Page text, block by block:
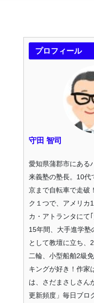
プロフィール
守田 智司
愛知県蒲郡市にある
来義塾の塾長。10代
京まで自転車で走破
ク１つで、アメリカ
カ・アトランタにて
15年間、大手進学塾
として教壇に立ち、
二輪、小型船舶2級
キングが好き！作家
は、さだまさしさん
更新頻度」毎日ブロ